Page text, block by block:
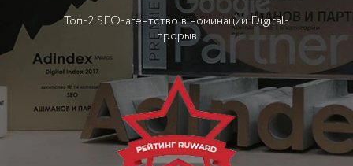
Топ-2 SEO-агентство в номинации Digital-
прорыв